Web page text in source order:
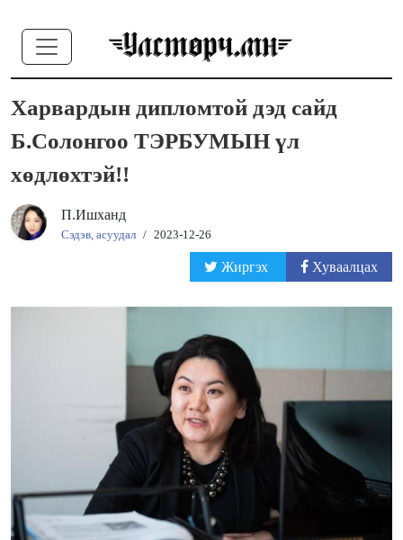
Харвардын дипломтой дэд сайд
Б.Солонгоо ТЭРБУМЫН үл
хөдлөхтэй!!
П.Ишханд
Сэдэв, асуудал / 2023-12-26
Жиргэх Хуваалцах